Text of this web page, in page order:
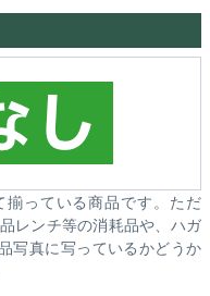
っている商品です。ただ
レンチ等の消耗品や、ハガ
写真に写っているかどうか